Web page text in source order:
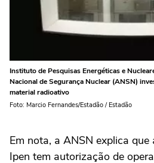
Instituto de Pesquisas Energéticas e
Nacional de Segurança Nuclear (ANSN)
material radioativo
Foto: Marcio Fernandes/Estadão / Estadão
Em nota, a ANSN explica
Ipen tem autorização de